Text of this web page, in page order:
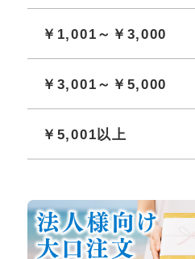
￥1,001～￥3,000
￥3,001～￥5,000
￥5,001以上